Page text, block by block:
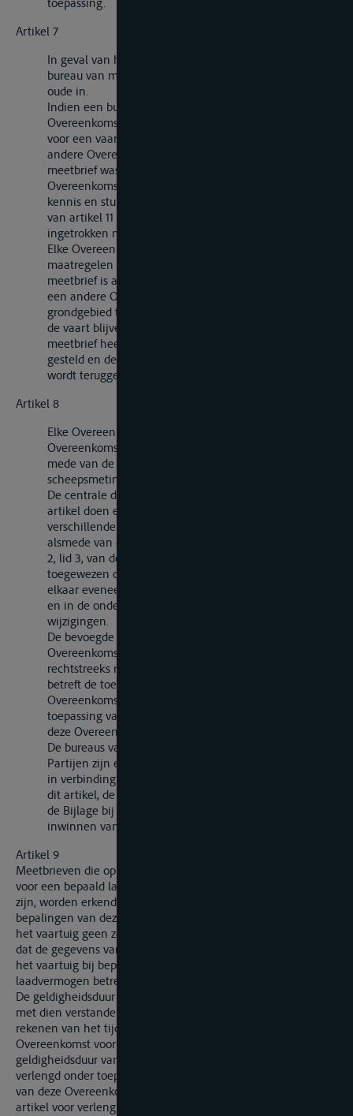
Artikel 7
In geval van hermeting van een vaartuig trekt het
bureau van meting dat de nieuwe meetbrief afgeeft, de
oude in.
Indien een bureau van meting van een
Overeenkomstsluitende Partij een meetbrief afgeeft
voor een vaartuig, waarvoor door een bureau van een
andere Overeenkomstsluitende Partij reeds eerder een
meetbrief was afgegeven, stelt de eerste
Overeenkomstsluitende Partij de tweede daarvan in
kennis en stuurt haar overeenkomstig de bepalingen
van artikel 11 van de Bijlage bij deze Overeenkomst de
ingetrokken meetbrief terug.
Elke Overeenkomstsluitende Partij neemt de nodige
maatregelen opdat, indien een vaartuig, waarvoor de
meetbrief is afgegeven door een bureau van meting van
een andere Overeenkomstsluitende Partij op haar
grondgebied tenietgaat of gesloopt wordt of daar voor
de vaart blijvend ongeschikt wordt, het bureau dat de
meetbrief heeft afgegeven daarvan in kennis wordt
gesteld en de meetbrief zo mogelijk aan dat bureau
wordt teruggezonden.
Artikel 8
Elke Overeenkomstsluitende Partij deelt de andere
Overeenkomstsluitende Partijen de naam en het adres
mede van de centrale dienst(en), die op het gebied der
scheepsmeting bevoegd is (zijn).
De centrale diensten bedoeld in het eerste lid van dit
artikel doen elkaar een lijst toekomen van de
verschillende bureaus van meting binnen het ressort
alsmede van de overeenkomstig het bepaalde in artikel
2, lid 3, van deze Overeenkomst aan die bureaus
toegewezen onderscheidingsletters of -cijfers; zij geven
elkaar eveneens kennis van de eventueel in deze lijsten
en in de onderscheidingsletters of -cijfers aangebrachte
wijzigingen.
De bevoegde centrale diensten van de
Overeenkomstsluitende Partijen zijn bevoegd
rechtstreeks met elkaar in verbinding te treden wat
betreft de toepassing van artikel 2, lid 2, van deze
Overeenkomst, de toepassing van dit artikel en de
toepassing van de artikelen 10 en 11 van de Bijlage bij
deze Overeenkomst.
De bureaus van meting van de Overeenkomstsluitende
Partijen zijn eveneens bevoegd rechtstreeks met elkaar
in verbinding te treden wat betreft de toepassing van
dit artikel, de toepassing van de artikelen 10 en 11 van
de Bijlage bij deze Overeenkomst, alsmede voor het
inwinnen van dringende inlichtingen.
Artikel 9
Meetbrieven die op het tijdstip waarop deze Overeenkomst
voor een bepaald land in werking treedt, in dat land geldig
zijn, worden erkend als meetbrieven overeenkomstig de
bepalingen van deze Overeenkomst, onder voorbehoud dat
het vaartuig geen zodanige veranderingen heeft ondergaan
dat de gegevens van de meetbrief de waterverplaatsing van
het vaartuig bij bepaalde inzinkingen of het maximale
laadvermogen betreffende niet juist meer zijn.
De geldigheidsduur van deze meetbrieven blijft onveranderd,
met dien verstande dat deze een termijn van tien jaar, te
rekenen van het tijdstip van inwerkingtreding van deze
Overeenkomst voor dat land, niet mag overschrijden. De
geldigheidsduur van deze meetbrieven kan niet worden
verlengd onder toepassing van de bepalingen van artikel 5
van deze Overeenkomst; indien echter aan de in genoemd
artikel voor verlenging gestelde voorwaarden is voldaan, kan